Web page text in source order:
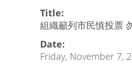
Title:
組織籲列市民慎投票
Date:
Friday, November 7,